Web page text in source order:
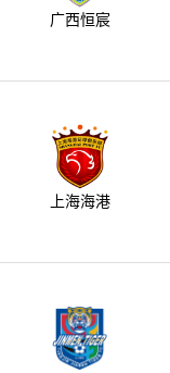
广西恒宸
上海海港